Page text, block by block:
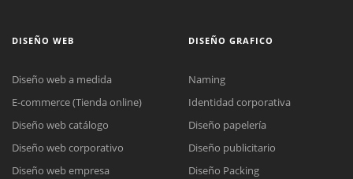
DISEÑO WEB
Diseño web a medida
E-commerce (Tienda online)
Diseño web catálogo
Diseño web corporativo
Diseño web empresa
DISEÑO GRAFICO
Naming
Identidad corporativa
Diseño papelería
Diseño publicitario
Diseño Packing